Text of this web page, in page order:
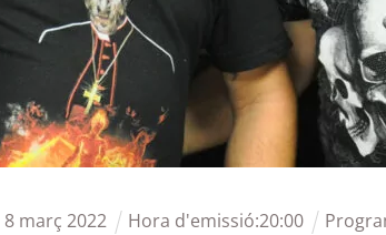
8 març 2022 Hora d'emissió:20:00